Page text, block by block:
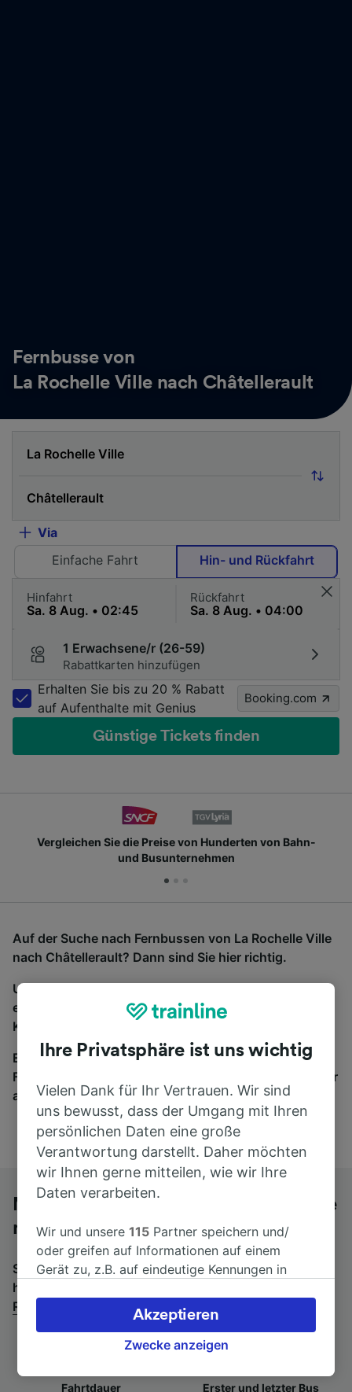
Fernbusse von
La Rochelle Ville nach Châtellerault
Via
Einfache Fahrt
Hin- und Rückfahrt
Hinfahrt Rückfahrt
1 Erwachsene/r (26-59)
Rabattkarten hinzufügen
Erhalten Sie bis zu 20 % Rabatt
auf Aufenthalte mit Genius
Booking.com
Günstige Tickets finden
Vergleichen Sie die Preise von Hunderten von Bahn-
und Busunternehmen
Auf der Suche nach Fernbussen von La Rochelle Ville
nach Châtellerault? Dann sind Sie hier richtig.
Um Bustickets zu finden, starten Sie einfach oben
eine Suche und wir vergleichen Fahrtzeiten und
Kosten für Bahn- und Busreisen miteinander.
Egal, wohin die Reise geht – starten Sie mit uns.
Finden Sie hier Fahrkarten für Verbindungen von mehr
als 170 Bahn- und Busunternehmen.
Mit dem Fernbus von La Rochelle Ville
nach Châtellerault
Suchen Sie nach einem Rückfahrtticket? Dann bitte
hier entlang:
Rochelle Ville
Fahrtdauer Erster und letzter Bus
Ihre Privatsphäre ist uns wichtig
Vielen Dank für Ihr Vertrauen. Wir sind
uns bewusst, dass der Umgang mit Ihren
persönlichen Daten eine große
Verantwortung darstellt. Daher möchten
wir Ihnen gerne mitteilen, wie wir Ihre
Daten verarbeiten.
Wir und unsere115 Partner speichern und/
oder greifen auf Informationen auf einem
Gerät zu, z.B. auf eindeutige Kennungen in
verarbeiten. Sie können Ihre Präferenzen
akzeptieren oder verwalten, einschließlich
Ihres Widerspruchsrechts bei berechtigtem
besuchen Sie jederzeit die Seite der
Zwecke anzeigen
Akzeptieren